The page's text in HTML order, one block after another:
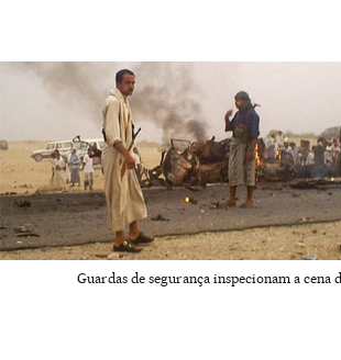
Guardas de segurança inspecionam a cena